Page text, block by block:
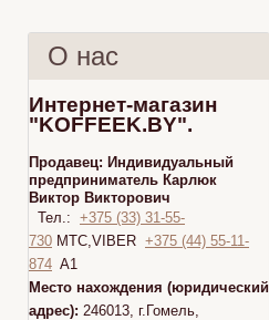
О нас
Интернет-магазин
"KOFFEEK.BY".
Продавец: Индивидуальный
предприниматель Карлюк
Виктор Викторович
Тел.: +375 (33) 31-55-
730 МТС,VIBER +375 (44) 55-11-
874 A1
Место нахождения (юридический
адрес): 246013, г.Гомель,